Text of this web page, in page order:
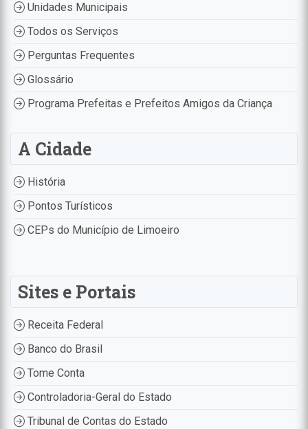
Unidades Municipais
Todos os Serviços
Perguntas Frequentes
Glossário
Programa Prefeitas e Prefeitos Amigos da Criança
A Cidade
História
Pontos Turísticos
CEPs do Município de Limoeiro
Sites e Portais
Receita Federal
Banco do Brasil
Tome Conta
Controladoria-Geral do Estado
Tribunal de Contas do Estado